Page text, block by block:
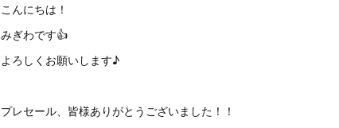
こんにちは！
みぎわです👍
よろしくお願いします♪
プレセール、皆様ありがとうございました！！